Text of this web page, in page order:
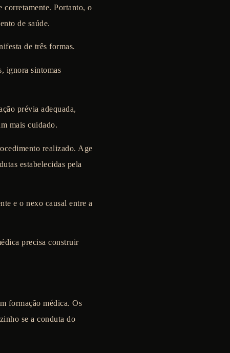
corretamente. Portanto, o
de saúde.
de três formas.
ignora sintomas
prévia adequada,
mais cuidado.
realizado. Age
estabelecidas pela
e o nexo causal entre a
precisa construir
formação médica. Os
se a conduta do